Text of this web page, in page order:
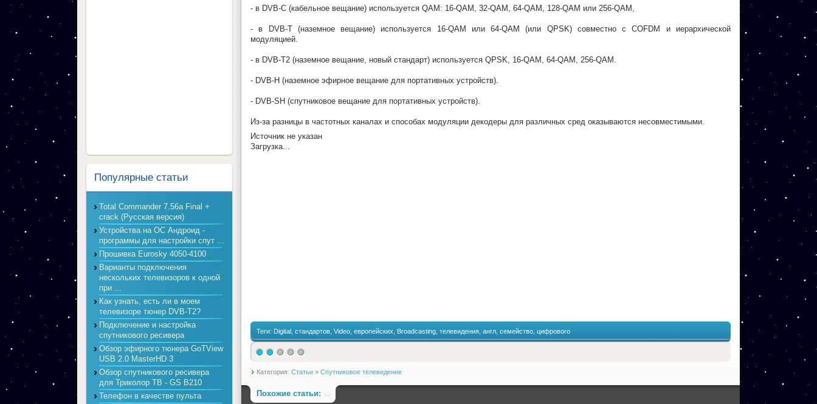
- в DVB-C (кабельное вещание) используется QAM: 16-QAM, 32-QAM, 64-QAM, 128-QAM или 256-QAM,
- в DVB-T (наземное вещание) используется 16-QAM или 64-QAM (или QPSK) совместно с COFDM и иерархической
модуляцией.
- в DVB-T2 (наземное вещание, новый стандарт) используется QPSK, 16-QAM, 64-QAM, 256-QAM.
- DVB-H (наземное эфирное вещание для портативных устройств).
- DVB-SH (спутниковое вещание для портативных устройств).
Из-за разницы в частотных каналах и способах модуляции декодеры для различных сред оказываются несовместимыми.
Источник не указан
Загрузка...
Теги: Digital , стандартов, Video, европейских, Broadcasting, телевидения, англ, семейство, цифрового
Категория: Статьи » Спутниковое телевидение
Похожие статьи:
Популярные статьи
Total Commander 7.56a Final +
crack (Русская версия)
Устройства на ОС Андроид -
программы для настройки спут ...
Прошивка Eurosky 4050-4100
Варианты подключения
нескольких телевизоров к одной
при ...
Как узнать, есть ли в моем
телевизоре тюнер DVB-T2?
Подключение и настройка
спутникового ресивера
Обзор эфирного тюнера GoTView
USB 2.0 MasterHD 3
Обзор спутникового ресивера
для Триколор ТВ - GS B210
Телефон в качестве пульта